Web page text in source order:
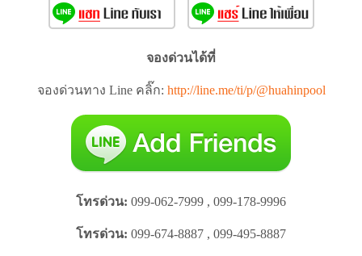
จองด่วนได้ที่
จองด่วนทาง Line คลิ๊ก: http://line.me/ti/p/@huahinpool
โทรด่วน: 099-062-7999 , 099-178-9996
โทรด่วน: 099-674-8887 , 099-495-8887